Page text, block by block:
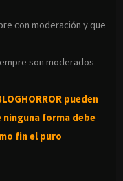
con moderación y que
son moderados
pueden
ninguna forma debe
fin el puro